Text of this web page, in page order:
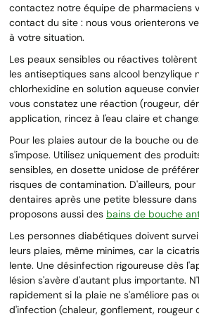
contactez notre équipe de pharmaciens
contact du site : nous vous orienterons
à votre situation.
Les peaux sensibles ou réactives
les antiseptiques sans alcool benzylique
chlorhexidine en solution aqueuse
vous constatez une réaction (rougeur,
application, rincez à l'eau claire et
Pour les plaies autour de la bouche ou
s'impose. Utilisez uniquement des
sensibles, en dosette unidose de
risques de contamination. D'ailleurs,
dentaires après une petite blessure
proposons aussi des bains de bouche
Les personnes diabétiques doivent
leurs plaies, même minimes, car la
lente. Une désinfection rigoureuse dès
lésion s'avère d'autant plus importante.
rapidement si la plaie ne s'améliore pas
d'infection (chaleur, gonflement, rougeur